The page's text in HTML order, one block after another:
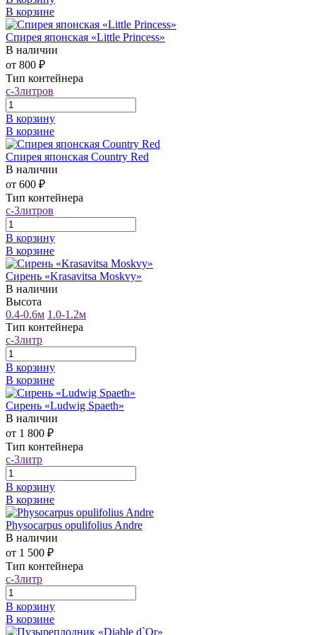
В корзине
Спирея японская «Little Princess»
В наличии
от 800 ₽
Тип контейнера
с-3литров
В корзину
В корзине
Спирея японская Country Red
В наличии
от 600 ₽
Тип контейнера
с-3литров
В корзину
В корзине
Сирень «Krasavitsa Moskvy»
В наличии
Высота
0.4-0.6м 1.0-1.2м
Тип контейнера
с-3литр
В корзину
В корзине
Сирень «Ludwig Spaeth»
В наличии
от 1 800 ₽
Тип контейнера
с-3литр
В корзину
В корзине
Physocarpus opulifolius Andre
В наличии
от 1 500 ₽
Тип контейнера
с-3литр
В корзину
В корзине